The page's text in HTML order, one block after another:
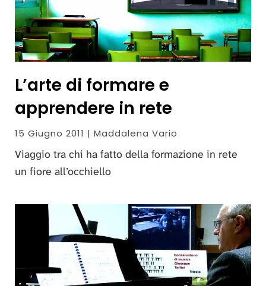
L’arte di formare e
apprendere in rete
15 Giugno 2011 | Maddalena Vario
Viaggio tra chi ha fatto della formazione in rete
un fiore all’occhiello